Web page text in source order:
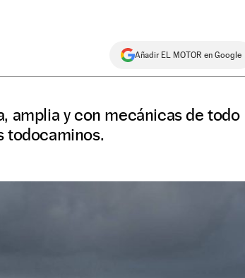
Añadir EL MOTOR en Google
amplia y con mecánicas de todo
todocaminos.